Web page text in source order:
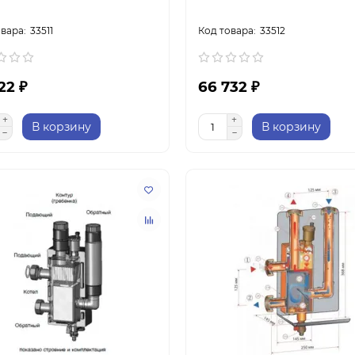
33511
₽
В корзину
33512
66 732 ₽
В корзину